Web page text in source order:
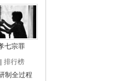
七宗罪
| 排行榜
制全过程